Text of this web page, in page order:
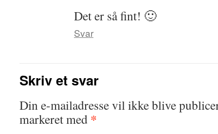
Det er så fint! 🙂
Svar
Skriv et svar
Din e-mailadresse vil ikke blive
markeret med *